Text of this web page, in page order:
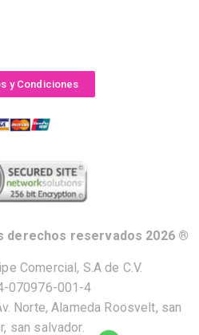
y Condiciones
derechos reservados 2026 ®
Comercial, S.A de C.V.
070976-001-4
Norte, Alameda Roosvelt, san
san salvador.